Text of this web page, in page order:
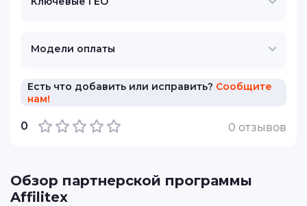
Модели оплаты
Есть что добавить или исправить? Сообщите
нам!
0 0 отзывов
Обзор партнерской программы
Affilitex